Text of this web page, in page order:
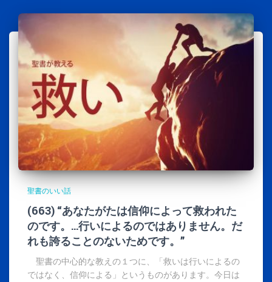
聖書のいい話
(663) “あなたがたは信仰によって救われた
のです。…行いによるのではありません。だ
れも誇ることのないためです。”
聖書の中心的な教えの１つに、「救いは行いによるの
ではなく、信仰による」というものがあります。今日は